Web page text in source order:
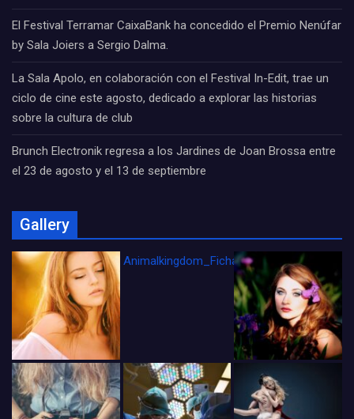
El Festival Terramar CaixaBank ha concedido el Premio Nenúfar
by Sala Joiers a Sergio Dalma.
La Sala Apolo, en colaboración con el Festival In-Edit, trae un
ciclo de cine este agosto, dedicado a explorar las historias
sobre la cultura de club
Brunch Electronik regresa a los Jardines de Joan Brossa entre
el 23 de agosto y el 13 de septiembre
Gallery
Animalkingdom_FichaCine